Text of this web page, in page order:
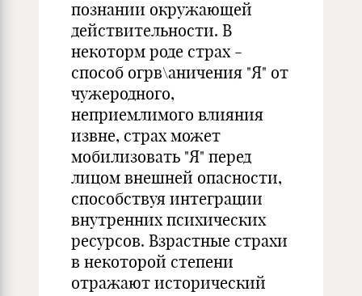
познании окружающей
действительности. В
некоторм роде страх -
способ огрв\аничения "Я" от
чужеродного,
неприемлимого влияния
извне, страх может
мобилизовать "Я" перед
лицом внешней опасности,
способствуя интеграции
внутренних психических
ресурсов. Взрастные страхи
в некоторой степени
отражают исторический